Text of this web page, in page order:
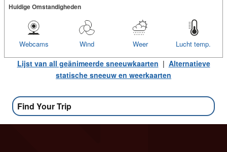
Huidige Omstandigheden
Lucht temp.
Weer
Wind
Webcams
Lijst van all geänimeerde sneeuwkaarten | Alternatieve
statische sneeuw en weerkaarten
Find Your Trip